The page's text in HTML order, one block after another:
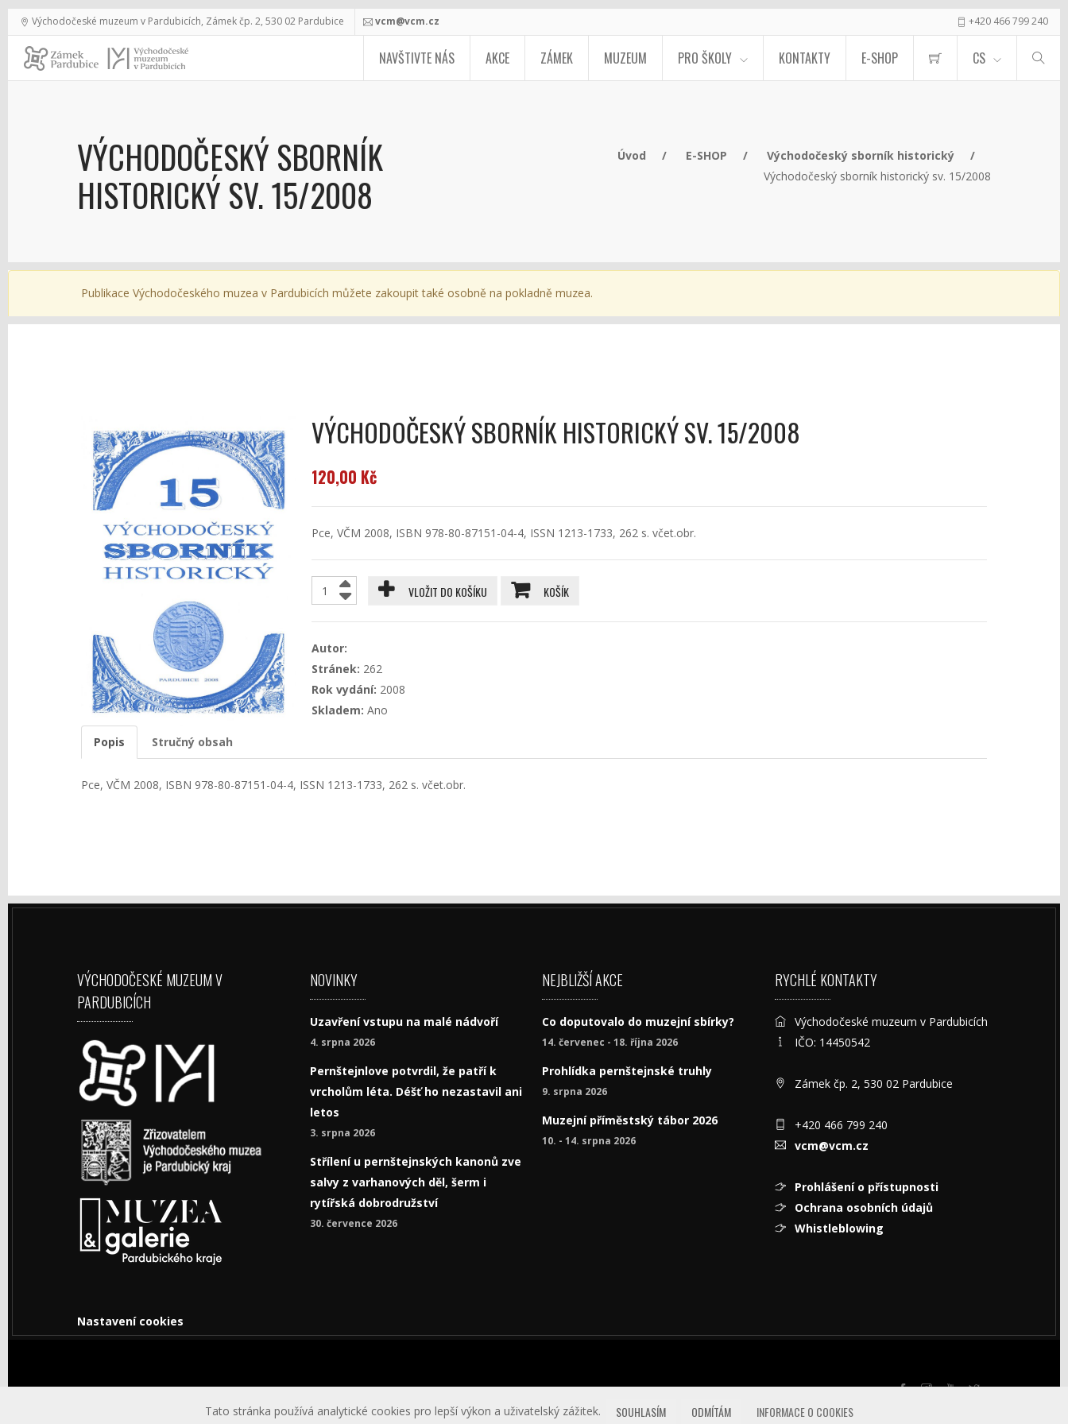
Východočeské muzeum v Pardubicích, Zámek čp. 2, 530 02 Pardubice vcm@vcm.cz +420 466 799 240
NAVŠTIVTE NÁS AKCE ZÁMEK MUZEUM PRO ŠKOLY KONTAKTY E-SHOP CS
VÝCHODOČESKÝ SBORNÍK
HISTORICKÝ SV. 15/2008
Úvod E-SHOP
Východočeský sborník historický
Východočeský sborník historický sv. 15/2008
Publikace Východočeského muzea v Pardubicích můžete zakoupit také osobně na pokladně muzea.
VÝCHODOČESKÝ SBORNÍK HISTORICKÝ SV. 15/2008
120,00 Kč
Pce, VČM 2008, ISBN 978-80-87151-04-4, ISSN 1213-1733, 262 s. včet.obr.
VLOŽIT DO KOŠÍKU KOŠÍK
Autor:
Stránek: 262
Rok vydání: 2008
Skladem: Ano
Popis Stručný obsah
Pce, VČM 2008, ISBN 978-80-87151-04-4, ISSN 1213-1733, 262 s. včet.obr.
VÝCHODOČESKÉ MUZEUM V
PARDUBICÍCH
Nastavení cookies
NOVINKY
Uzavření vstupu na malé nádvoří
4. srpna 2026
Pernštejnlove potvrdil, že patří k
vrcholům léta. Déšť ho nezastavil ani
letos
3. srpna 2026
Střílení u pernštejnských kanonů zve
salvy z varhanových děl, šerm i
rytířská dobrodružství
30. července 2026
NEJBLIŽŠÍ AKCE
Co doputovalo do muzejní sbírky?
14. červenec - 18. října 2026
Prohlídka pernštejnské truhly
9. srpna 2026
Muzejní příměstský tábor 2026
10. - 14. srpna 2026
RYCHLÉ KONTAKTY
Východočeské muzeum v Pardubicích
IČO: 14450542
Zámek čp. 2, 530 02 Pardubice
+420 466 799 240
vcm@vcm.cz
Prohlášení o přístupnosti
Ochrana osobních údajů
Whistleblowing
Tato stránka používá analytické cookies pro lepší výkon a uživatelský zážitek.
SOUHLASÍM ODMÍTÁM INFORMACE O COOKIES